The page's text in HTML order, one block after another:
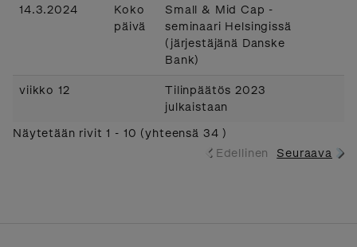
14.3.2024
Koko
päivä
Small & Mid Cap -
seminaari Helsingissä
(järjestäjänä Danske
Bank)
viikko 12
Tilinpäätös 2023
julkaistaan
Näytetään rivit 1 - 10 (yhteensä 34 )
Edellinen
Seuraava